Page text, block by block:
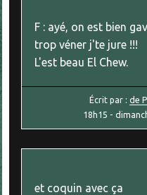
F : ayé, on est bien
trop véner j'te jure !!!
L'est beau El Chew.
Écrit par :de
18h15 -
et coquin avec ça